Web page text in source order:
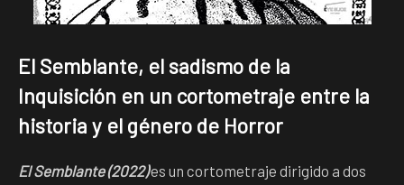
El Semblante, el sadismo de la
Inquisición en un cortometraje entre la
historia y el género de Horror
El Semblante (2022)es un cortometraje dirigido a dos